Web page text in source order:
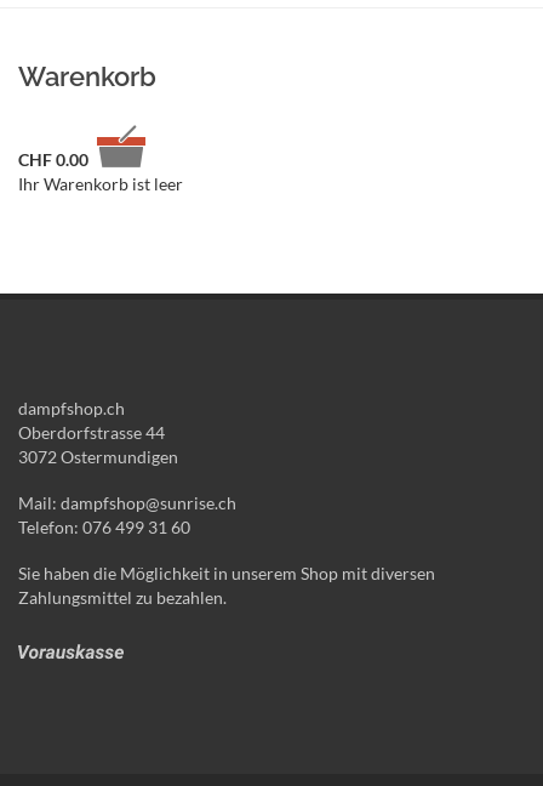
Warenkorb
CHF0.00
Ihr Warenkorb ist leer
dampfshop.ch
Oberdorfstrasse 44
3072 Ostermundigen
Mail: dampfshop@sunrise.ch
Telefon: 076 499 31 60
Sie haben die Möglichkeit in unserem Shop mit diversen
Zahlungsmittel zu bezahlen.